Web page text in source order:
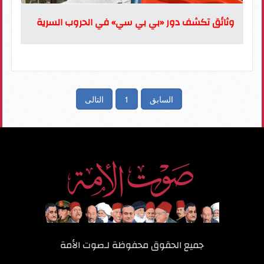
وثائق تكشف دور «بي بي سي» في الحروب السرية
السابق 1 التالى
جميع الحقوق محفوظة لـصوت الأمة